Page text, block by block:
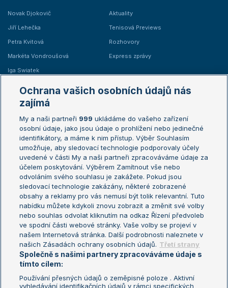
Novak Djokovič
Jiří Lehečka
Petra Kvitová
Markéta Vondroušová
Iga Swiatek
Aktuality
Tenisová Previews
Rozhovory
Express zprávy
Žebříčky
Žebříček ATP (muži)
Žebříček WTA (ženy)
Sázkařský žebříček
Australian Open
French Open
Wimbledon
US Open
Turnaj mistrů
Turnaj mistryň
Aktualní trendy
Fotbalové přestupy
Livesport Daily
LS Prague Open
Ochrana vašich osobních údajů nás
zajímá
My a naši partneři 999 ukládáme do vašeho zařízení
osobní údaje, jako jsou údaje o prohlížení nebo jedinečné
identifikátory, a máme k nim přístup. Výběr Souhlasím
umožňuje, aby sledovací technologie podporovaly účely
uvedené v části My a naši partneři zpracováváme údaje za
účelem poskytování. Výběrem Zamítnout vše nebo
odvoláním svého souhlasu je zakážete. Pokud jsou
sledovací technologie zakázány, některé zobrazené
obsahy a reklamy pro vás nemusí být tolik relevantní. Tuto
nabídku můžete kdykoli znovu zobrazit a změnit své volby
nebo souhlas odvolat kliknutím na odkaz Řízení předvoleb
ve spodní části webové stránky. Vaše volby se projeví v
našem Internetová stránka. Další podrobnosti naleznete v
našich Zásadách ochrany osobních údajů. Třetí strany
Společně s našimi partnery zpracováváme údaje s
tímto cílem:
Používání přesných údajů o zeměpisné poloze . Aktivní
vyhledávání identifikačních údajů v rámci specifických